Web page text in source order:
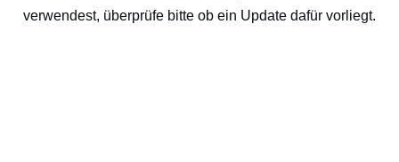
verwendest, überprüfe bitte ob ein Update dafür vorliegt.